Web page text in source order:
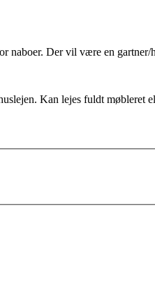
Der vil være en
Kan lejes fuldt møbleret